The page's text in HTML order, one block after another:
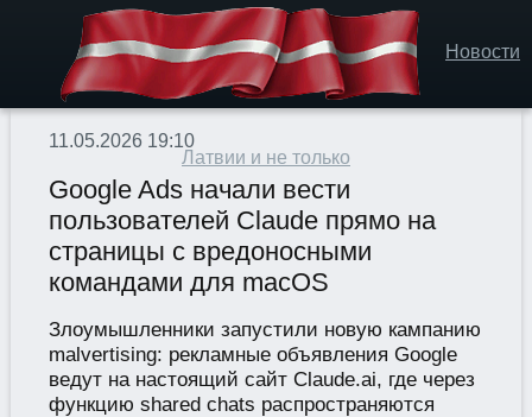
Новости
Латвии и не только
11.05.2026 19:10
Google Ads начали вести
пользователей Claude прямо на
страницы с вредоносными
командами для macOS
Злоумышленники запустили новую кампанию
malvertising: рекламные объявления Google
ведут на настоящий сайт Claude.ai, где через
функцию shared chats распространяются